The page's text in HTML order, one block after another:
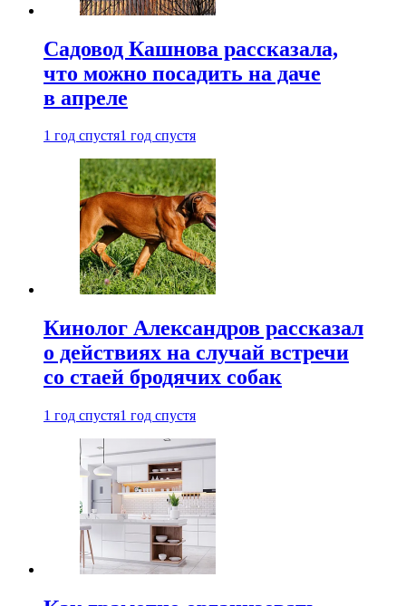
Садовод Кашнова рассказала,
что можно посадить на даче
в апреле
1 год спустя1 год спустя
Кинолог Александров рассказал
о действиях на случай встречи
со стаей бродячих собак
1 год спустя1 год спустя